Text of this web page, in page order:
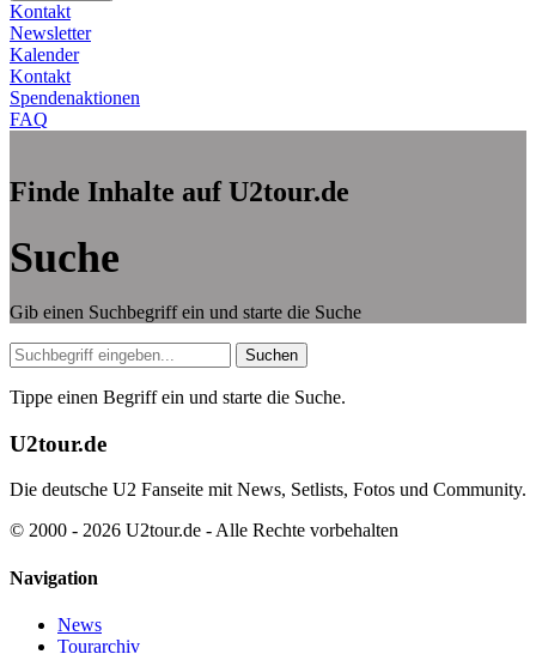
Kontakt
Newsletter
Kalender
Kontakt
Spendenaktionen
FAQ
Finde Inhalte auf U2tour.de
Suche
Gib einen Suchbegriff ein und starte die Suche
Suche
Suchen
Tippe einen Begriff ein und starte die Suche.
U2tour.de
Die deutsche U2 Fanseite mit News, Setlists, Fotos und Community.
© 2000 - 2026 U2tour.de - Alle Rechte vorbehalten
Navigation
News
Tourarchiv